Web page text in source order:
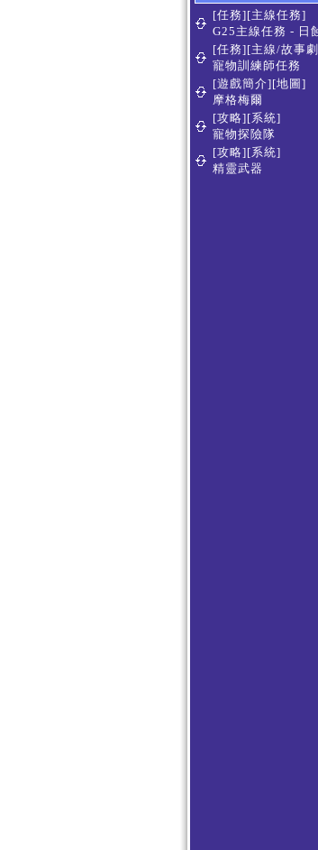
[任務][主線任務]
G25主線任務 - 日
[任務][主線/故事
寵物訓練師任務
[遊戲簡介][地圖]
摩格梅爾
[攻略][系統]
寵物探險隊
[攻略][系統]
精靈武器